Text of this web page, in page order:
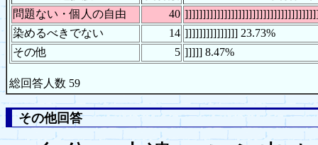
問題ない・個人の自由
40
染めるべきでない
14 ]]]]]]]]]]]]]]] 23.73%
その他
5 ]]]]] 8.47%
総回答人数 59
その他回答